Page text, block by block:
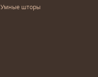
Умные шторы